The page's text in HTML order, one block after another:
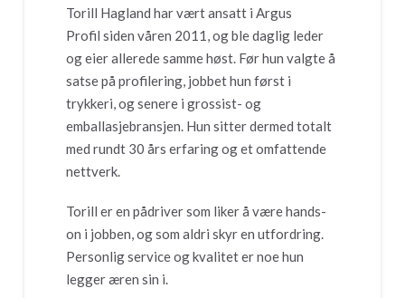
Torill Hagland har vært ansatt i Argus
Profil siden våren 2011, og ble daglig leder
og eier allerede samme høst. Før hun valgte å
satse på profilering, jobbet hun først i
trykkeri, og senere i grossist- og
emballasjebransjen. Hun sitter dermed totalt
med rundt 30 års erfaring og et omfattende
nettverk.
Torill er en pådriver som liker å være hands-
on i jobben, og som aldri skyr en utfordring.
Personlig service og kvalitet er noe hun
legger æren sin i.